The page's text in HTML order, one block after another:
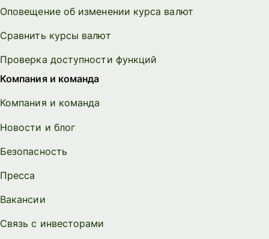
Оповещение об изменении курса валют
Сравнить курсы валют
Проверка доступности функций
Компания и команда
Компания и команда
Новости и блог
Безопасность
Пресса
Вакансии
Связь с инвесторами